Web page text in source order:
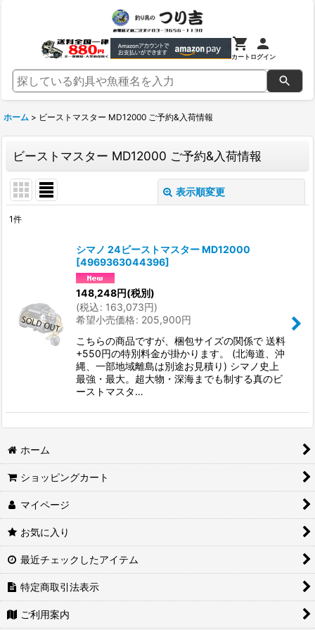
カートログイン
ホーム > ビーストマスター MD12000 ご予約&入荷情報
ビーストマスター MD12000 ご予約&入荷情報
表示順変更
絞り込む
1件
シマノ 24ビーストマスター MD12000
[4969363044396]
148,248円(税別)
(税込: 163,073円)
希望小売価格: 205,900円
こちらの商品ですが、梱包サイズの関係で 送料
+550円の特別料金が掛かります。 (北海道、沖
縄、一部地域離島は別途お見積り) シマノ史上
最強・最大。超大物・深海までも制する真のビ
ーストマスタ…
ホーム
ショッピングカート
マイページ
お気に入り
最近チェックしたアイテム
特定商取引法表示
ご利用案内